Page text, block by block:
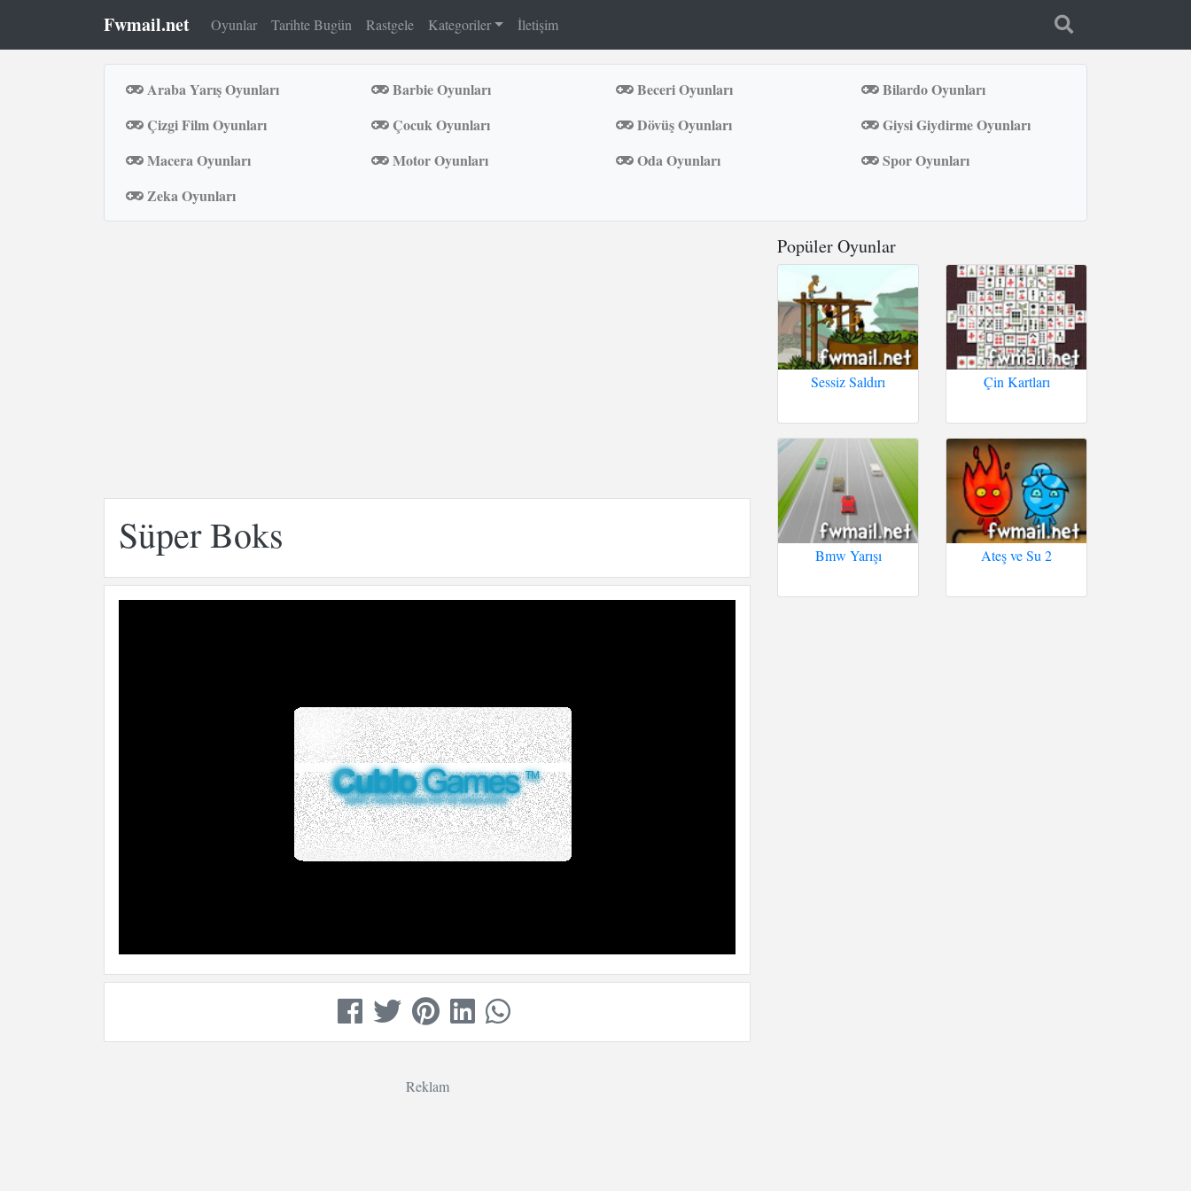
Fwmail.net Oyunlar Tarihte Bugün Rastgele Kategoriler İletişim
Araba Yarış Oyunları Barbie Oyunları Beceri Oyunları
Bilardo Oyunları
Çizgi Film Oyunları
Çocuk Oyunları Dövüş Oyunları
Giysi Giydirme Oyunları
Macera Oyunları
Motor Oyunları Oda Oyunları
Spor Oyunları
Zeka Oyunları
Süper Boks
Reklam
Popüler Oyunlar
Sessiz Saldırı Çin Kartları
Bmw Yarışı Ateş ve Su 2